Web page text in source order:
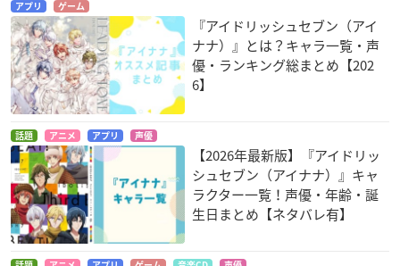
ななにんのあやかし
-ちみちみ魍魎!!現代
物語-
しろー
雨色ココア in Hawai
i
シャンク・オスマン
美男高校地球防衛部
LOVE！LOVE！
鳴子硫黄
ディバインゲート
パーシヴァル
美男高校地球防衛部
LOVE！
アプリ ゲーム
『アイドリッシュセブン（アイ
ナナ）』とは？キャラ一覧・声
優・ランキング総まとめ【202
6】
話題 アニメ アプリ 声優
【2026年最新版】『アイドリッ
シュセブン（アイナナ）』キャ
ラクター一覧！声優・年齢・誕
生日まとめ【ネタバレ有】